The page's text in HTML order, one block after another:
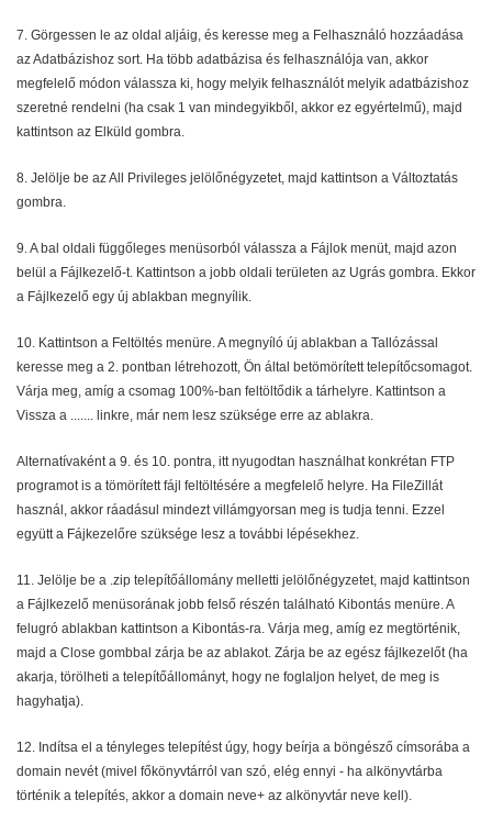
7. Görgessen le az oldal aljáig, és keresse meg a Felhasználó hozzáadása
az Adatbázishoz sort. Ha több adatbázisa és felhasználója van, akkor
megfelelő módon válassza ki, hogy melyik felhasználót melyik adatbázishoz
szeretné rendelni (ha csak 1 van mindegyikből, akkor ez egyértelmű), majd
kattintson az Elküld gombra.
8. Jelölje be az All Privileges jelölőnégyzetet, majd kattintson a Változtatás
gombra.
9. A bal oldali függőleges menüsorból válassza a Fájlok menüt, majd azon
belül a Fájlkezelő-t. Kattintson a jobb oldali területen az Ugrás gombra. Ekkor
a Fájlkezelő egy új ablakban megnyílik.
10. Kattintson a Feltöltés menüre. A megnyíló új ablakban a Tallózással
keresse meg a 2. pontban létrehozott, Ön által betömörített telepítőcsomagot.
Várja meg, amíg a csomag 100%-ban feltöltődik a tárhelyre. Kattintson a
Vissza a ....... linkre, már nem lesz szüksége erre az ablakra.
Alternatívaként a 9. és 10. pontra, itt nyugodtan használhat konkrétan FTP
programot is a tömörített fájl feltöltésére a megfelelő helyre. Ha FileZillát
használ, akkor ráadásul mindezt villámgyorsan meg is tudja tenni. Ezzel
együtt a Fájkezelőre szüksége lesz a további lépésekhez.
11. Jelölje be a .zip telepítőállomány melletti jelölőnégyzetet, majd kattintson
a Fájlkezelő menüsorának jobb felső részén található Kibontás menüre. A
felugró ablakban kattintson a Kibontás-ra. Várja meg, amíg ez megtörténik,
majd a Close gombbal zárja be az ablakot. Zárja be az egész fájlkezelőt (ha
akarja, törölheti a telepítőállományt, hogy ne foglaljon helyet, de meg is
hagyhatja).
12. Indítsa el a tényleges telepítést úgy, hogy beírja a böngésző címsorába a
domain nevét (mivel főkönyvtárról van szó, elég ennyi - ha alkönyvtárba
történik a telepítés, akkor a domain neve+ az alkönyvtár neve kell).